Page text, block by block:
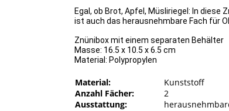
Egal, ob Brot, Apfel, Müsliriegel: In
ist auch das herausnehmbare Fach für
Znünibox mit einem separaten Behälter
Masse: 16.5 x 10.5 x 6.5 cm
Material: Polypropylen
Material:
Kunststoff
Anzahl Fächer:
2
Ausstattung: